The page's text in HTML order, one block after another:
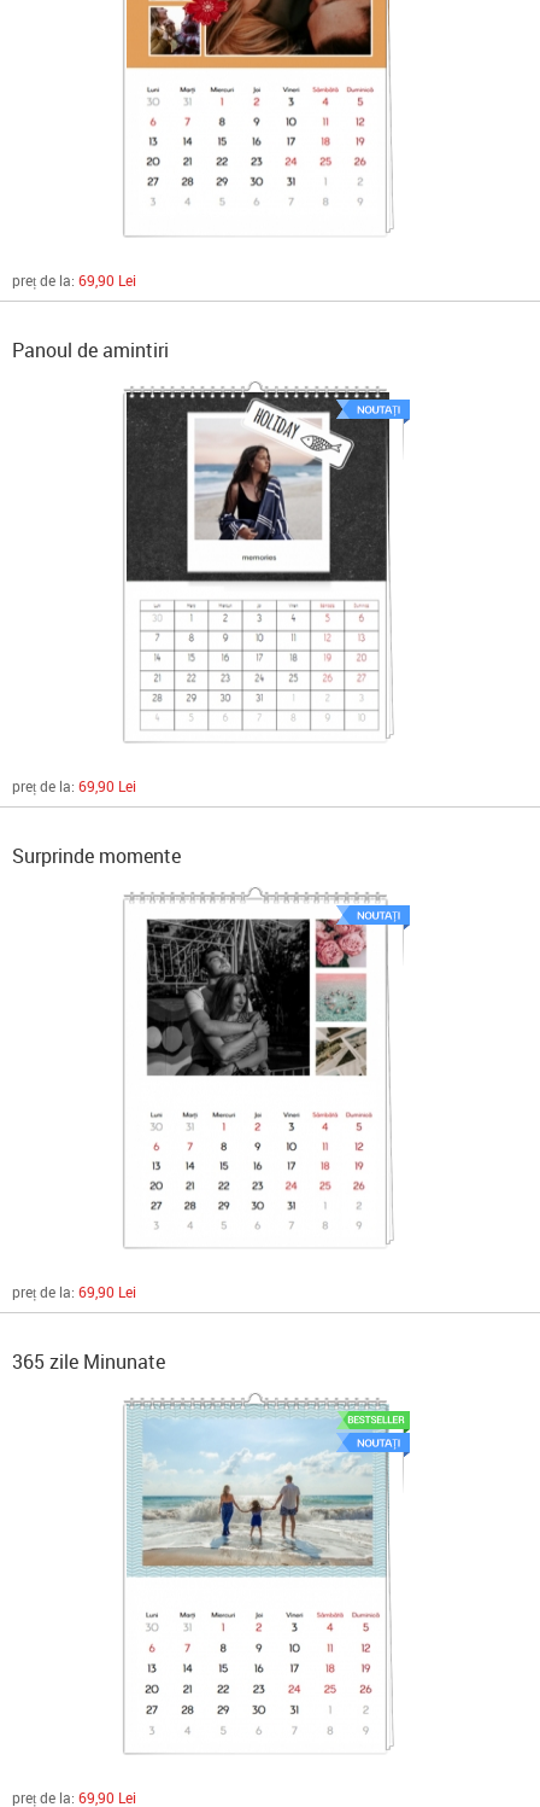
preț de la: 69,90 Lei
Panoul de amintiri
preț de la: 69,90 Lei
Surprinde momente
preț de la: 69,90 Lei
365 zile Minunate
preț de la: 69,90 Lei